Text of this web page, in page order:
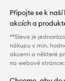
Připojte se k
akcích a
**Sleva je
nákupu v min.
akcemi a některé
na webové stránce: